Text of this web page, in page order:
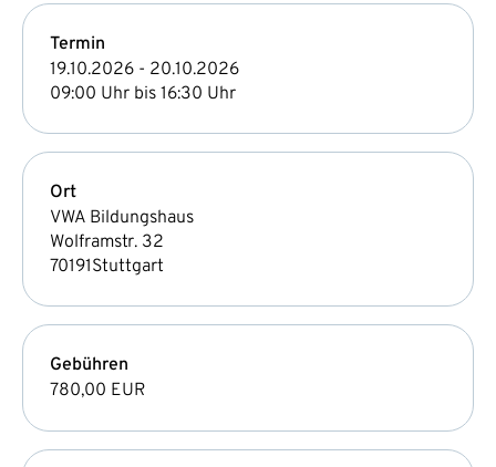
Termin
19.10.2026 - 20.10.2026
09:00 Uhr bis 16:30 Uhr
Ort
VWA Bildungshaus
Wolframstr. 32
70191Stuttgart
Gebühren
780,00 EUR